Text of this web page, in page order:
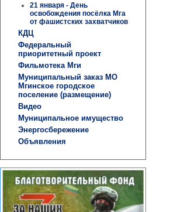
21 января - День
освобождения посёлка Мга
от фашистских захватчиков
КДЦ
Федеральный
приоритетный проект
Фильмотека Мги
Муниципальный заказ МО
Мгинское городское
поселение (размещение)
Видео
Муниципальное имущество
Энергосбережение
Объявления